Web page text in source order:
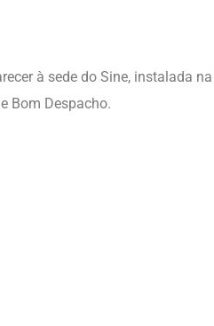
à sede do Sine, instalada
Bom Despacho.